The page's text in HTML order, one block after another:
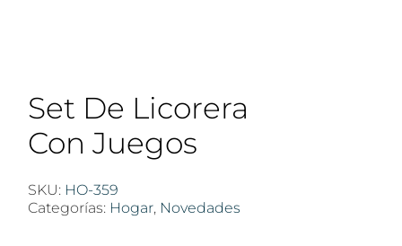
Set De Licorera
Con Juegos
SKU: HO-359
Categorías: Hogar, Novedades